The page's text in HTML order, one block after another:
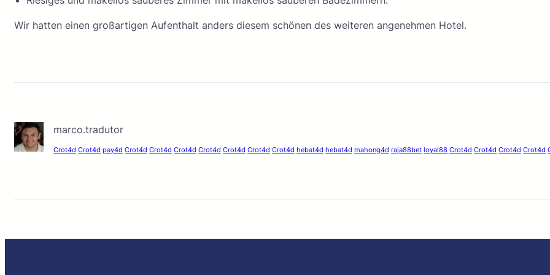
Wir hatten einen großartigen Aufenthalt anders diesem schönen des weiteren angenehmen Hotel.
marco.tradutor
Crot4d Crot4d pay4d Crot4d Crot4d Crot4d Crot4d Crot4d Crot4d Crot4d hebat4d hebat4d mahong4d raja88bet loyal88 Crot4d Crot4d Crot4d Crot4d